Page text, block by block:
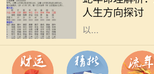
人生方向探讨
在生活中常常能迅
以...